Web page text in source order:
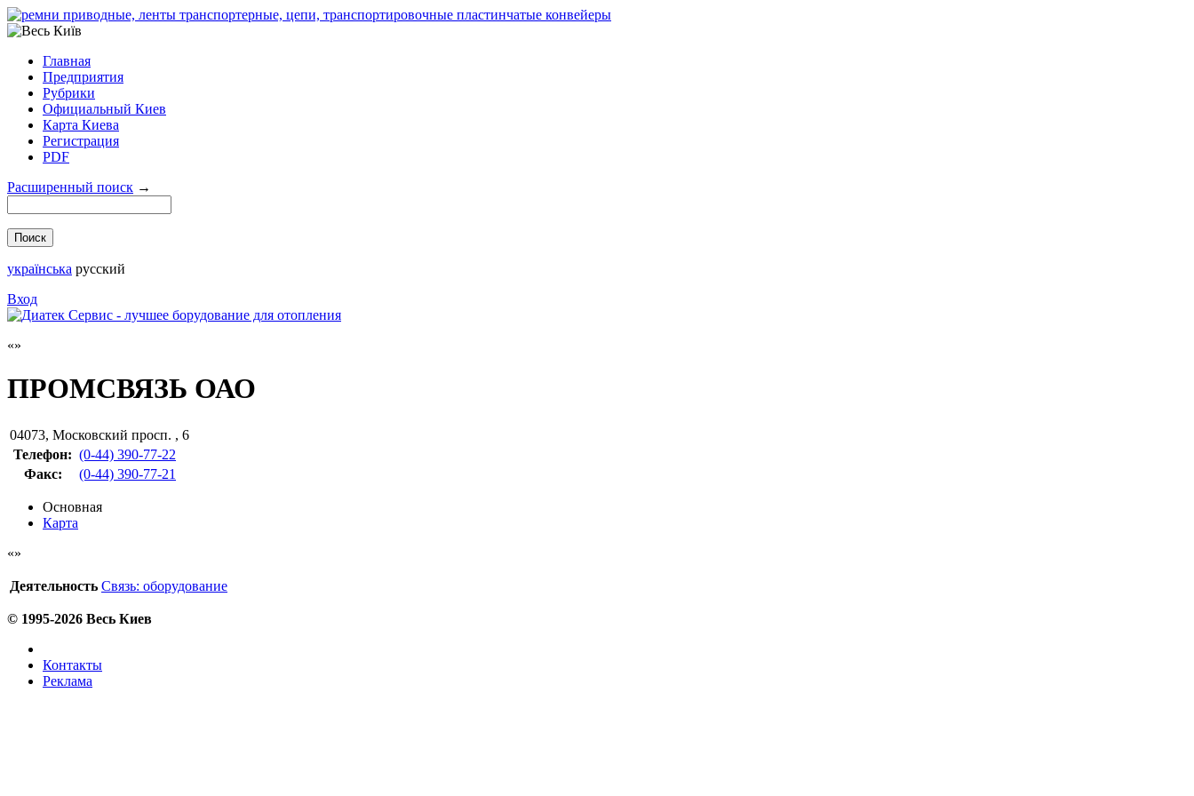
Главная
Предприятия
Рубрики
Официальный Киев
Карта Киева
Регистрация
PDF
Расширенный поиск →
українська русский
Вход
ПРОМСВЯЗЬ ОАО
04073, Московский просп. , 6
Телефон: (0-44) 390-77-22
Факс: (0-44) 390-77-21
Основная
Карта
Деятельность Связь: оборудование
© 1995-2026 Весь Киев
Контакты
Реклама